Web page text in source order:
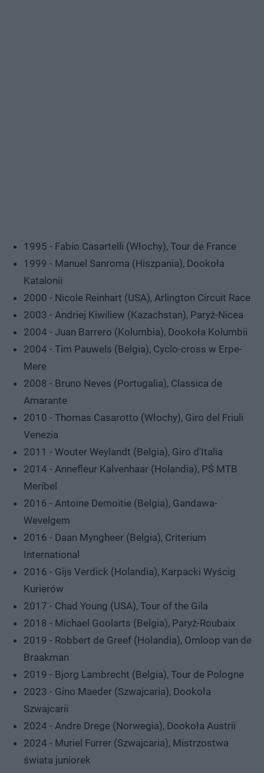
1995 - Fabio Casartelli (Włochy), Tour de France
1999 - Manuel Sanroma (Hiszpania), Dookoła
Katalonii
2000 - Nicole Reinhart (USA), Arlington Circuit Race
2003 - Andriej Kiwiliew (Kazachstan), Paryż-Nicea
2004 - Juan Barrero (Kolumbia), Dookoła Kolumbii
2004 - Tim Pauwels (Belgia), Cyclo-cross w Erpe-
Mere
2008 - Bruno Neves (Portugalia), Classica de
Amarante
2010 - Thomas Casarotto (Włochy), Giro del Friuli
Venezia
2011 - Wouter Weylandt (Belgia), Giro d'Italia
2014 - Annefleur Kalvenhaar (Holandia), PŚ MTB
Meribel
2016 - Antoine Demoitie (Belgia), Gandawa-
Wevelgem
2016 - Daan Myngheer (Belgia), Criterium
International
2016 - Gijs Verdick (Holandia), Karpacki Wyścig
Kurierów
2017 - Chad Young (USA), Tour of the Gila
2018 - Michael Goolarts (Belgia), Paryż-Roubaix
2019 - Robbert de Greef (Holandia), Omloop van de
Braakman
2019 - Bjorg Lambrecht (Belgia), Tour de Pologne
2023 - Gino Maeder (Szwajcaria), Dookoła
Szwajcarii
2024 - Andre Drege (Norwegia), Dookoła Austrii
2024 - Muriel Furrer (Szwajcaria), Mistrzostwa
świata juniorek